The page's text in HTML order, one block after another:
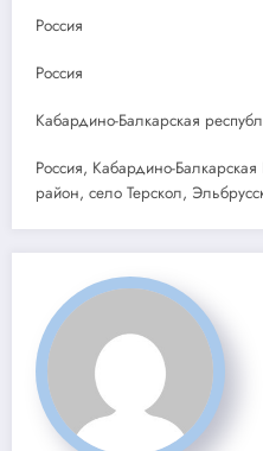
Россия
Россия
Кабардино-Балкарская
Россия, Кабардино-
район, село Терскол,